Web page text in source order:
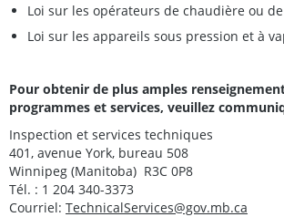
Loi sur les opérateurs de chaudière ou
Loi sur les appareils sous pression et à
Pour obtenir de plus amples
programmes et services, veuillez
Inspection et services techniques
401, avenue York, bureau 508
Winnipeg (Manitoba) R3C 0P8
Tél. : 1 204 340-3373
Courriel: TechnicalServices@gov.mb.ca